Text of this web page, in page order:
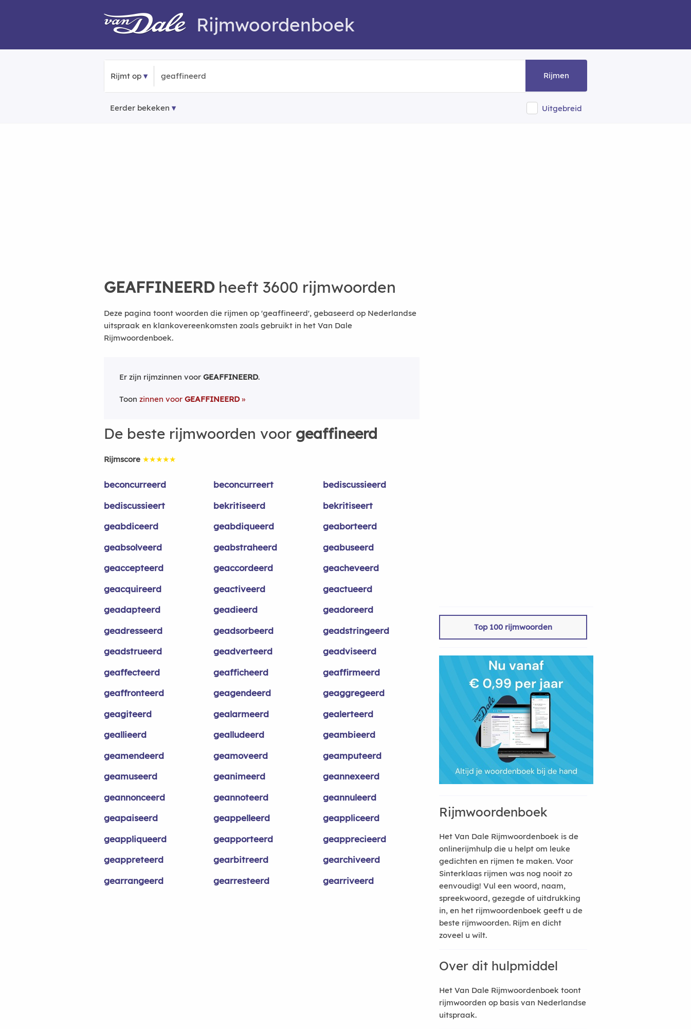
Rijmwoordenboek
Rijmt op Rijmen
Eerder bekeken Uitgebreid
GEAFFINEERDheeft 3600 rijmwoorden
Deze pagina toont woorden die rijmen op 'geaffineerd', gebaseerd op Nederlandse
uitspraak en klankovereenkomsten zoals gebruikt in het Van Dale
Rijmwoordenboek.
Er zijn rijmzinnen voor GEAFFINEERD.
Toon zinnen voor GEAFFINEERD
De beste rijmwoorden voor geaffineerd
Rijmscore ★★★★★
beconcurreerd beconcurreert
bediscussieerd
bediscussieert
bekritiseerd
bekritiseert
geabdiceerd
geabdiqueerd
geaborteerd
geabsolveerd
geabstraheerd
geabuseerd
geaccepteerd
geaccordeerd
geacheveerd
geacquireerd
geactiveerd
geactueerd
geadapteerd
geadieerd
geadoreerd
geadresseerd
geadsorbeerd
geadstringeerd
geadstrueerd
geadverteerd
geadviseerd
geaffecteerd
geafficheerd
geaffirmeerd
geaffronteerd
geagendeerd
geaggregeerd
geagiteerd
gealarmeerd
gealerteerd
geallieerd
gealludeerd
geambieerd
geamendeerd
geamoveerd
geamputeerd
geamuseerd
geanimeerd
geannexeerd
geannonceerd
geannoteerd
geannuleerd
geapaiseerd
geappelleerd
geappliceerd
geappliqueerd
geapporteerd
geapprecieerd
geappreteerd
gearbitreerd
gearchiveerd
gearrangeerd
gearresteerd gearriveerd
Top 100 rijmwoorden
Rijmwoordenboek
Het Van Dale Rijmwoordenboek is de
onlinerijmhulp die u helpt om leuke
gedichten en rijmen te maken. Voor
Sinterklaas rijmen was nog nooit zo
eenvoudig! Vul een woord, naam,
spreekwoord, gezegde of uitdrukking
in, en het rijmwoordenboek geeft u de
beste rijmwoorden. Rijm en dicht
zoveel u wilt.
Over dit hulpmiddel
Het Van Dale Rijmwoordenboek toont
rijmwoorden op basis van Nederlandse
uitspraak.